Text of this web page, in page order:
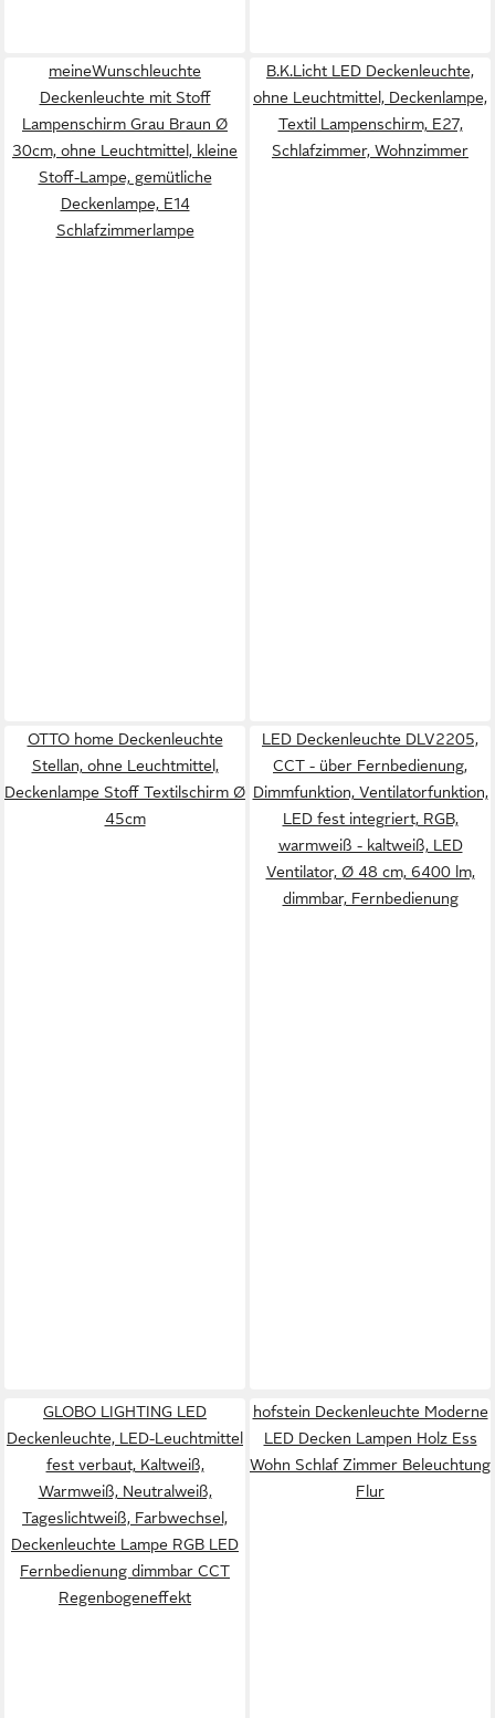
meineWunschleuchte
Deckenleuchte mit Stoff
Lampenschirm Grau Braun Ø
30cm, ohne Leuchtmittel, kleine
Stoff-Lampe, gemütliche
Deckenlampe, E14
Schlafzimmerlampe
B.K.Licht LED Deckenleuchte,
ohne Leuchtmittel, Deckenlampe,
Textil Lampenschirm, E27,
Schlafzimmer, Wohnzimmer
OTTO home Deckenleuchte
Stellan, ohne Leuchtmittel,
Deckenlampe Stoff Textilschirm Ø
45cm
LED Deckenleuchte DLV2205,
CCT - über Fernbedienung,
Dimmfunktion, Ventilatorfunktion,
LED fest integriert, RGB,
warmweiß - kaltweiß, LED
Ventilator, Ø 48 cm, 6400 lm,
dimmbar, Fernbedienung
GLOBO LIGHTING LED
Deckenleuchte, LED-Leuchtmittel
fest verbaut, Kaltweiß,
Warmweiß, Neutralweiß,
Tageslichtweiß, Farbwechsel,
Deckenleuchte Lampe RGB LED
Fernbedienung dimmbar CCT
Regenbogeneffekt
hofstein Deckenleuchte Moderne
LED Decken Lampen Holz Ess
Wohn Schlaf Zimmer Beleuchtung
Flur